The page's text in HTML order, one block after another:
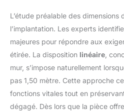
L’étude préalable des dimensions
l’implantation. Les experts
majeures pour répondre aux
étirée. La disposition linéaire ,
mur, s’impose naturellement
pas 1,50 mètre. Cette approche
fonctions vitales tout en
dégagé. Dès lors que la pièce